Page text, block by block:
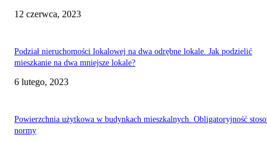
12 czerwca, 2023
Podział nieruchomości lokalowej na dwa odrębne lokale. Jak podzielić
mieszkanie na dwa mniejsze lokale?
6 lutego, 2023
Powierzchnia użytkowa w budynkach mieszkalnych. Obligatoryjność
normy